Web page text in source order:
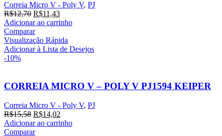
Correia Micro V - Poly V, PJ
R$12,70 O
preço
original
era:
R$12,70.
R$11,43O
preço
é:
R$11,43.
Adicionar ao carrinho
Comparar
Visualização Rápida
Adicionar à Lista de Desejos
-10%
CORREIA MICRO V – POLY V PJ1594 KEIPER
Correia Micro V - Poly V, PJ
R$15,58 O
preço
original
R$14,02
preço
Adicionar ao carrinho
Comparar